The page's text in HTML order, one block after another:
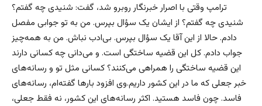
ترامپ وقتی با اصرار خبرنگار روبرو شد، گفت: شنیدی چه گفتم؟
شنیدی چه گفتم؟ از ایشان یک سؤال بپرس. من به تو جوابی مفصل
دادم. حالا از این آقا یک سؤال بپرس. بی‌ادب نباش. من به همه‌چیز
جواب دادم. کل این قضیه ساختگی است. و می‌دانی چه کسانی دارند
این قضیه ساختگی را همراهی می‌کنند؟ کسانی مثل تو و رسانه‌های
خبر جعلی که ما در این کشور داریم.وی افزود بارها گفته‌ام، رسانه‌های
فاسد. چون فاسد هستید. اکثر رسانه‌های این کشور، نه فقط جعلی،